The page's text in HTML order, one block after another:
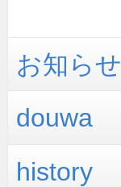
お知らせ
douwa
history